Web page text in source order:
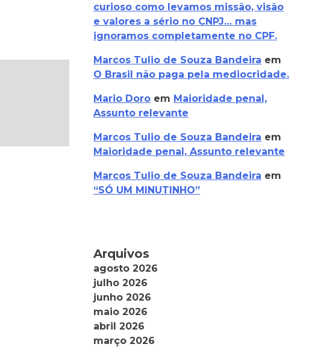
curioso como levamos missão, visão
e valores a sério no CNPJ… mas
ignoramos completamente no CPF.
Marcos Tulio de Souza Bandeira em
O Brasil não paga pela mediocridade.
Mario Doro em Maioridade penal,
Assunto relevante
Marcos Tulio de Souza Bandeira em
Maioridade penal, Assunto relevante
Marcos Tulio de Souza Bandeira em
“SÓ UM MINUTINHO”
Arquivos
agosto 2026
julho 2026
junho 2026
maio 2026
abril 2026
março 2026